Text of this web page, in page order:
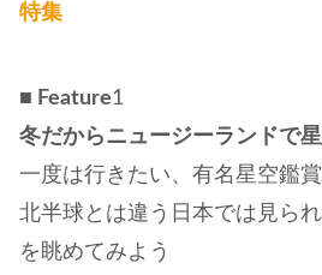
特集
■ Feature1
冬だからニュージーランドで
一度は行きたい、有名星空鑑
北半球とは違う日本では見ら
を眺めてみよう